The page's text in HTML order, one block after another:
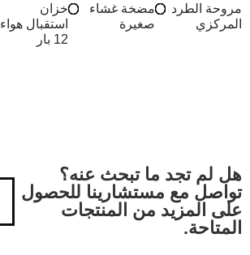
مروحة الطرد
المركزي
مضخة غشاء
صغيرة
خزان
استقبال هواء
12 بار
هل لم تجد ما تبحث عنه؟
تواصل مع مستشارينا للحصول
على المزيد من المنتجات
المتاحة.